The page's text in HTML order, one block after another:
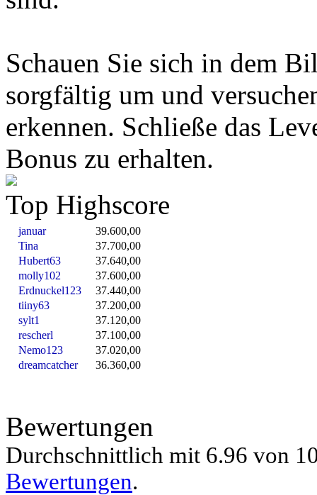
Schauen Sie sich in dem
sorgfältig um und
erkennen. Schließe das
Bonus zu erhalten.
Top Highscore
januar
39.600,00
Tina
37.700,00
Hubert63
37.640,00
molly102
37.600,00
Erdnuckel123
37.440,00
tiiny63
37.200,00
sylt1
37.120,00
rescherl
37.100,00
Nemo123
37.020,00
dreamcatcher
36.360,00
Bewertungen
Durchschnittlich mit 6.96 von
Bewertungen.